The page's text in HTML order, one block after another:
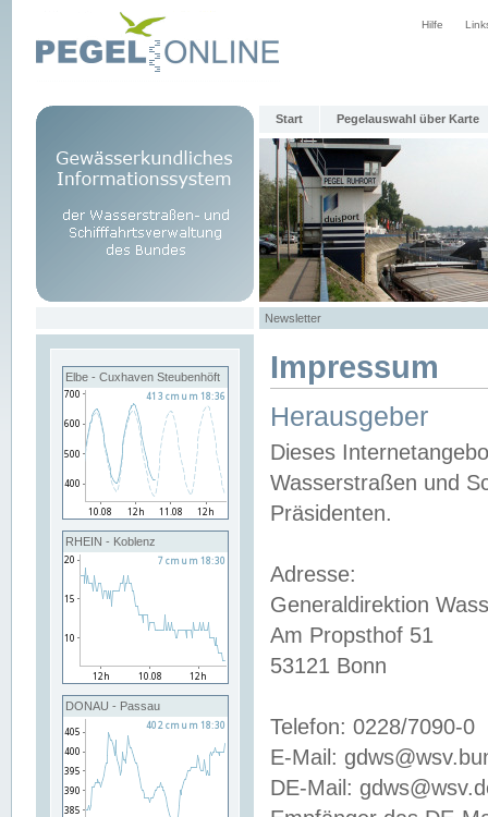
Hilfe
Start Pegelauswahl über Karte
Newsletter
Elbe - Cuxhaven Steubenhöft
RHEIN - Koblenz
DONAU - Passau
Impressum
Herausgeber
Dieses
Wasserstraßen und
Präsidenten.
Adresse:
Generaldirektion
Am Propsthof 51
53121 Bonn
Telefon: 0228/7090-0
E-Mail:
DE-Mail: